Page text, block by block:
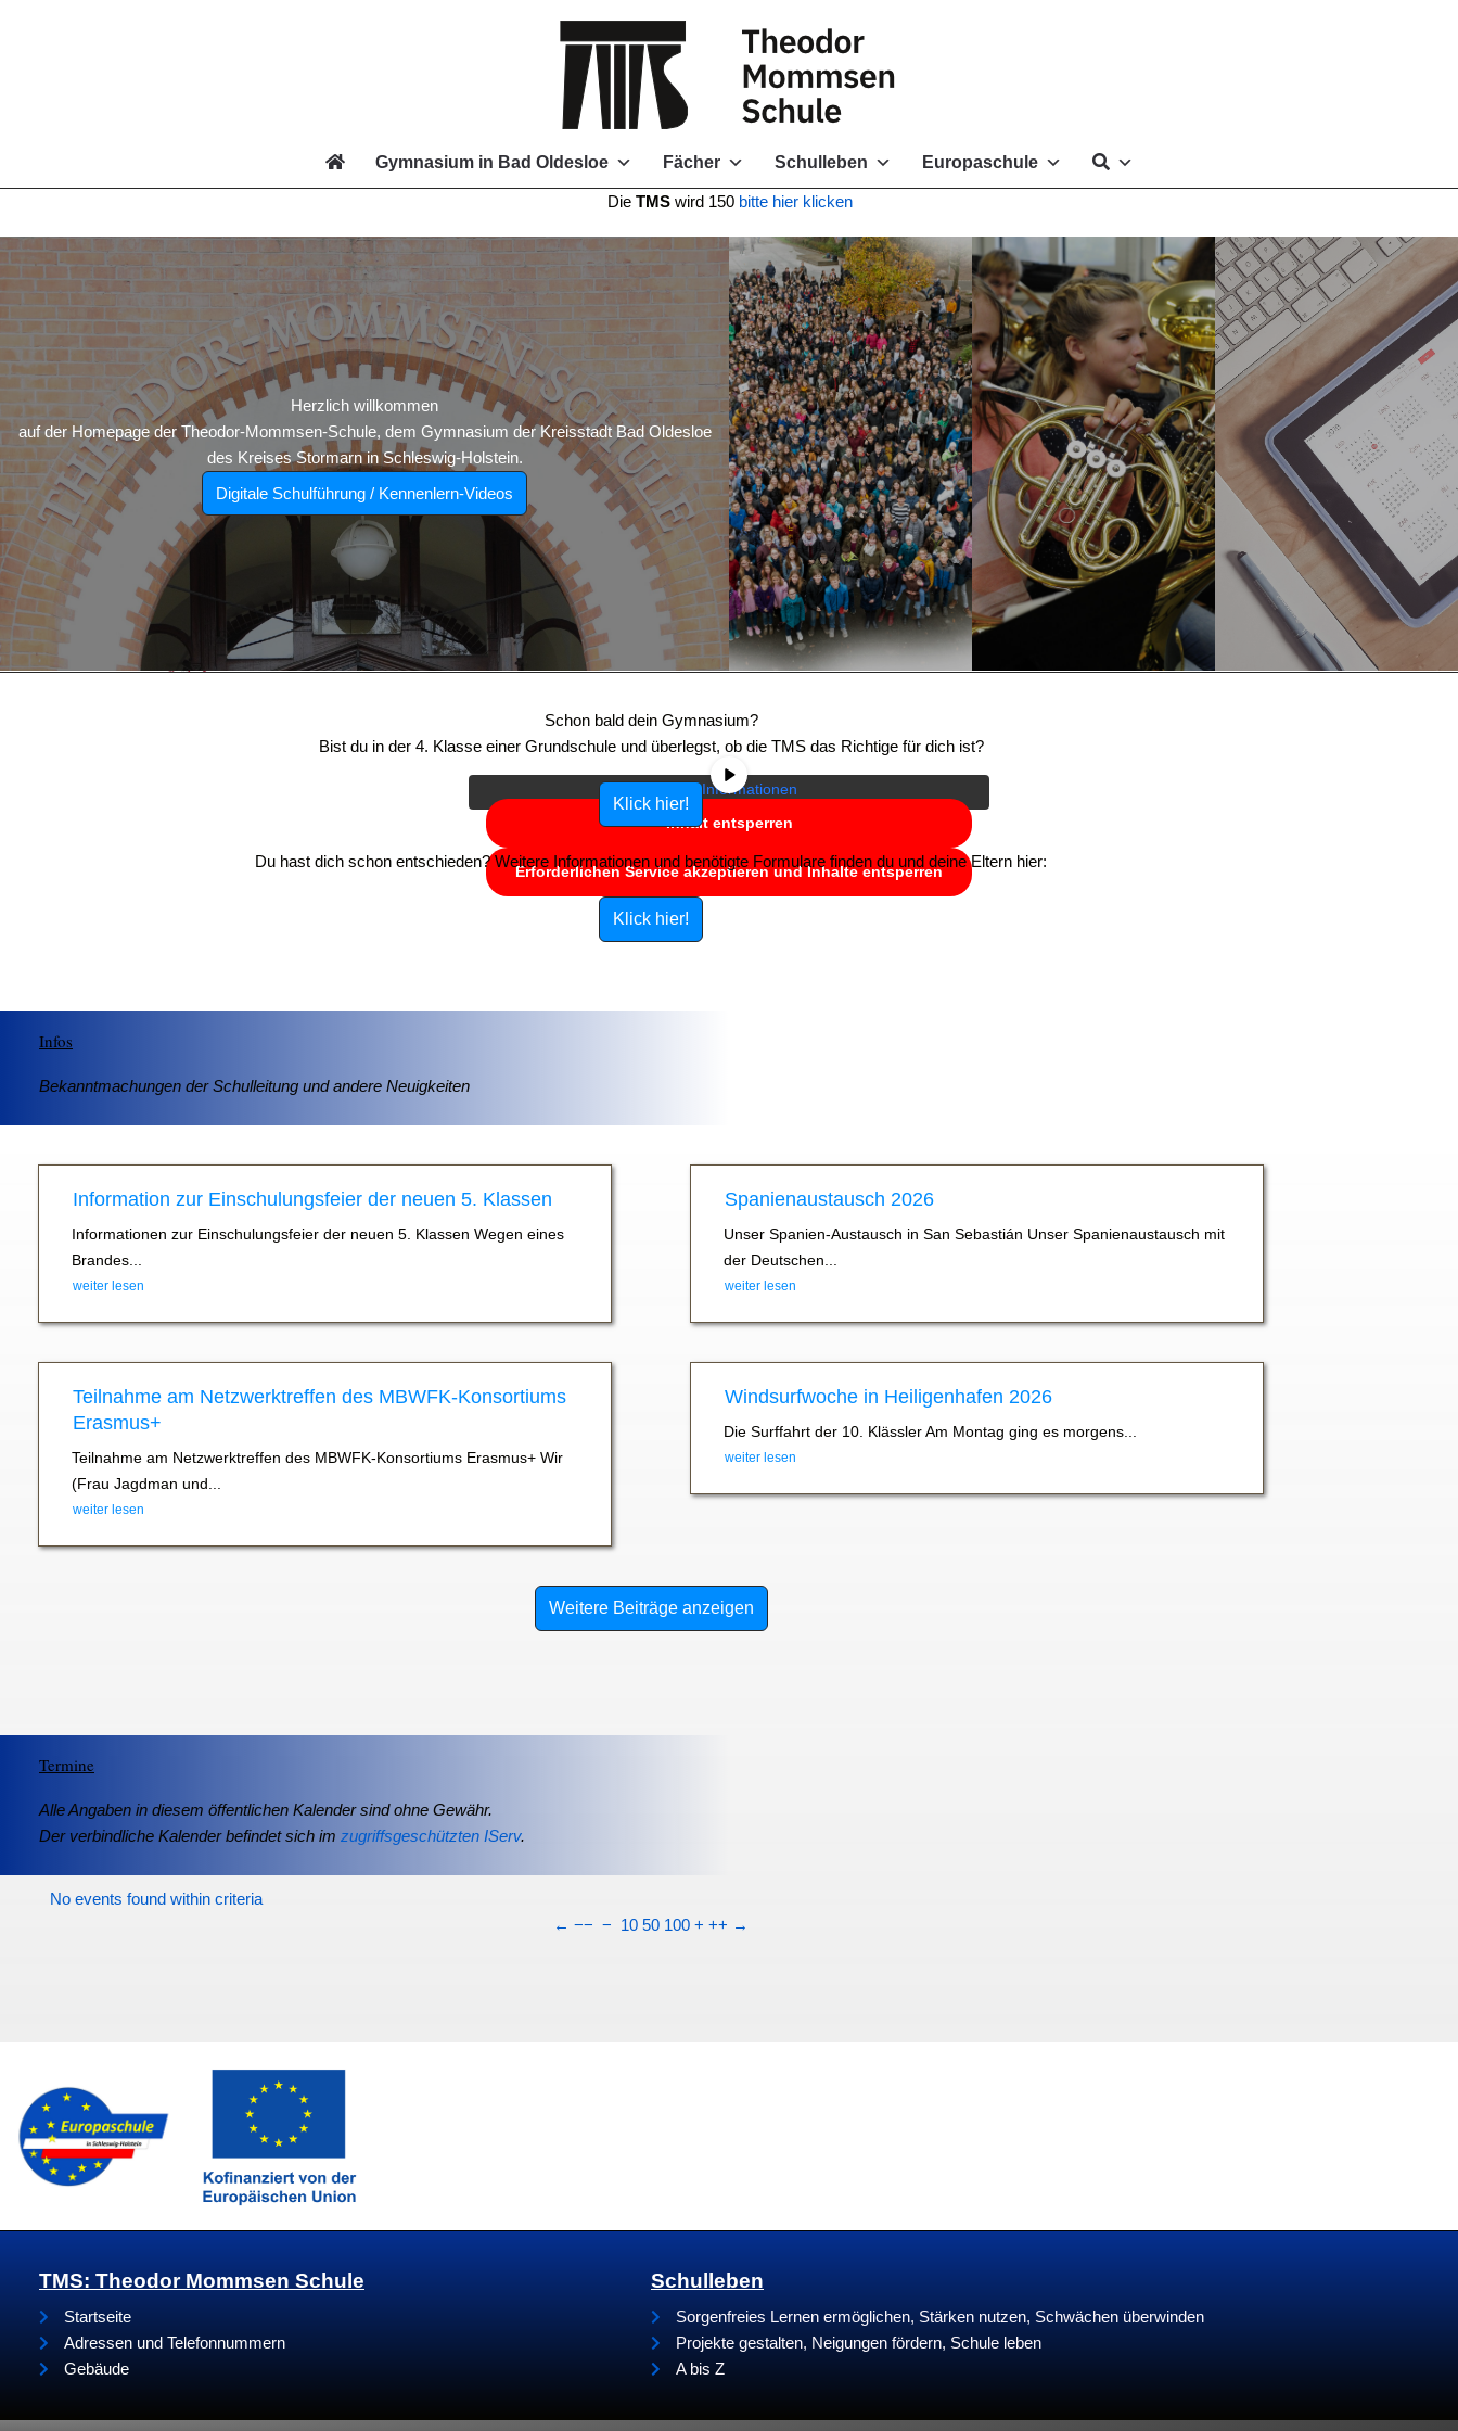
Gymnasium in Bad Oldesloe Fächer Schulleben Europaschule
Die TMS wird 150 bitte hier klicken
Herzlich willkommen
auf der Homepage der Theodor-Mommsen-Schule, dem Gymnasium der Kreisstadt Bad Oldesloe
des Kreises Stormarn in Schleswig-Holstein.
Digitale Schulführung / Kennenlern-Videos
eigentlichen Inhalt zuzugreifen, klicken Sie auf die Schaltfläche unten.
Bitte beachten Sie, dass dabei Daten an Drittanbieter weitergegeben
werden.
Mehr Informationen
Inhalt entsperren
Erforderlichen Service akzeptieren und Inhalte entsperren
Schon bald dein Gymnasium?
Bist du in der 4. Klasse einer Grundschule und überlegst, ob die TMS das Richtige für dich ist?
Klick hier!
Du hast dich schon entschieden? Weitere Informationen und benötigte Formulare finden du und deine Eltern hier:
Klick hier!
Infos
Bekanntmachungen der Schulleitung und andere Neuigkeiten
Information zur Einschulungsfeier der neuen 5. Klassen
Informationen zur Einschulungsfeier der neuen 5. Klassen Wegen eines
Brandes...
weiter lesen
Spanienaustausch 2026
Unser Spanien-Austausch in San Sebastián Unser Spanienaustausch mit
der Deutschen...
weiter lesen
Teilnahme am Netzwerktreffen des MBWFK-Konsortiums
Erasmus+
Teilnahme am Netzwerktreffen des MBWFK-Konsortiums Erasmus+ Wir
(Frau Jagdman und...
weiter lesen
Windsurfwoche in Heiligenhafen 2026
Die Surffahrt der 10. Klässler Am Montag ging es morgens...
weiter lesen
Weitere Beiträge anzeigen
Termine
Alle Angaben in diesem öffentlichen Kalender sind ohne Gewähr.
Der verbindliche Kalender befindet sich im zugriffsgeschützten IServ.
No events found within criteria
← −− − 10 50 100 + ++ →
TMS: Theodor Mommsen Schule
Startseite
Adressen und Telefonnummern
Gebäude
Schulleben
Sorgenfreies Lernen ermöglichen, Stärken nutzen, Schwächen überwinden
Projekte gestalten, Neigungen fördern, Schule leben
A bis Z